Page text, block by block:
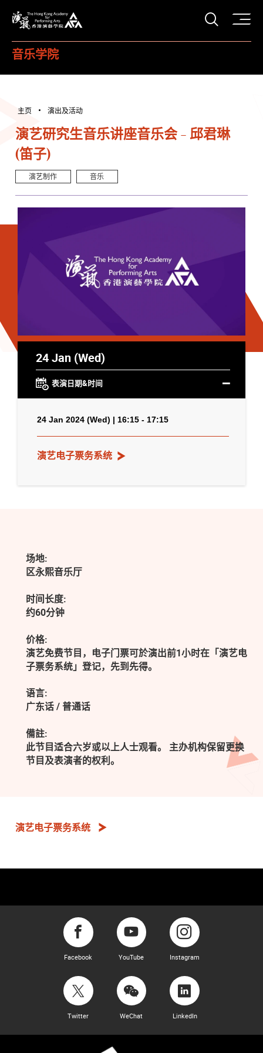
打开
音乐学院
主页 演出及活动
演艺研究生音乐讲座音乐会 - 邱君琳
(笛子)
演艺制作 音乐
24 Jan (Wed)
表演日期&时间
24 Jan 2024 (Wed) | 16:15 - 17:15
演艺电子票务系统
场地:
区永熙音乐厅
时间长度:
约60分钟
价格:
演艺免费节目，电子门票可於演出前1小时在「演艺电
子票务系统」登记，先到先得。
语言:
广东话 / 普通话
備註:
此节目适合六岁或以上人士观看。 主办机构保留更换
节目及表演者的权利。
演艺电子票务系统
Facebook YouTube Instagram
Twitter WeChat LinkedIn